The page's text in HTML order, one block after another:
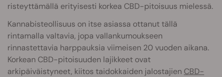
risteyttämällä erityisesti korkea CBD-pitoisuus mielessä.
Kannabisteollisuus on itse asiassa ottanut tällä
rintamalla valtavia, jopa vallankumoukseen
rinnastettavia harppauksia viimeisen 20 vuoden aikana.
Korkean CBD-pitoisuuden lajikkeet ovat
arkipäiväistyneet, kiitos taidokkaiden jalostajien CBD-